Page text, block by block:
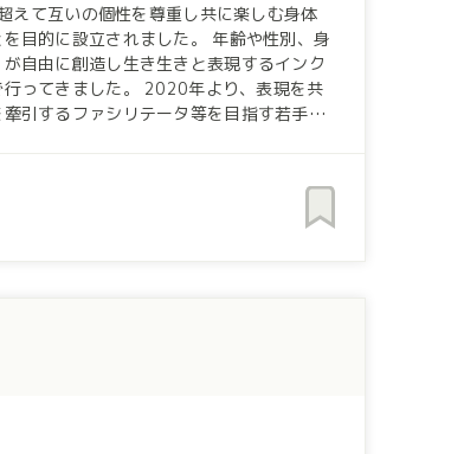
て互いの個性を尊重し共に楽しむ身体
れました。 年齢や性別、身
自由に創造し生き生きと表現するインク
年より、表現を共
引するファシリテータ等を目指す若手の
、障害の有無に関わらず、延べ450名程